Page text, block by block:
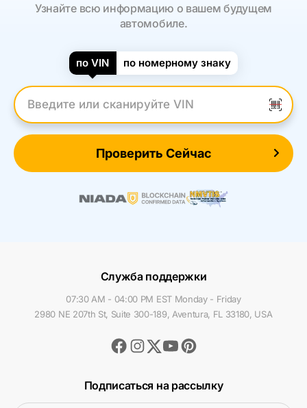
Узнайте всю информацию о вашем будущем
автомобиле.
по VIN по номерному знаку
Введите VIN
Проверить Сейчас
Служба поддержки
07:30 AM - 04:00 PM EST Monday - Friday
2980 NE 207th St, Suite 300-189, Aventura, FL 33180, USA
Facebook
Instagram
TwitterYoutubePinterest
Подписаться на рассылку